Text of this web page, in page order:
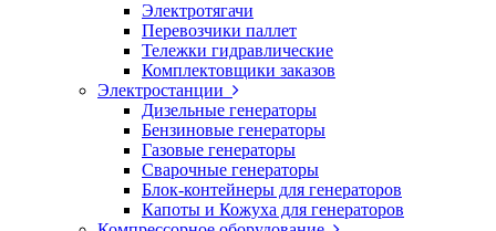
Электротягачи
Перевозчики паллет
Тележки гидравлические
Комплектовщики заказов
Электростанции
Дизельные генераторы
Бензиновые генераторы
Газовые генераторы
Сварочные генераторы
Блок-контейнеры для генераторов
Капоты и Кожуха для генераторов